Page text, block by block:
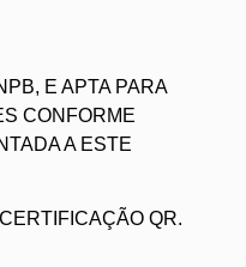
E APTA PARA
CONFORME
A ESTE
QR.